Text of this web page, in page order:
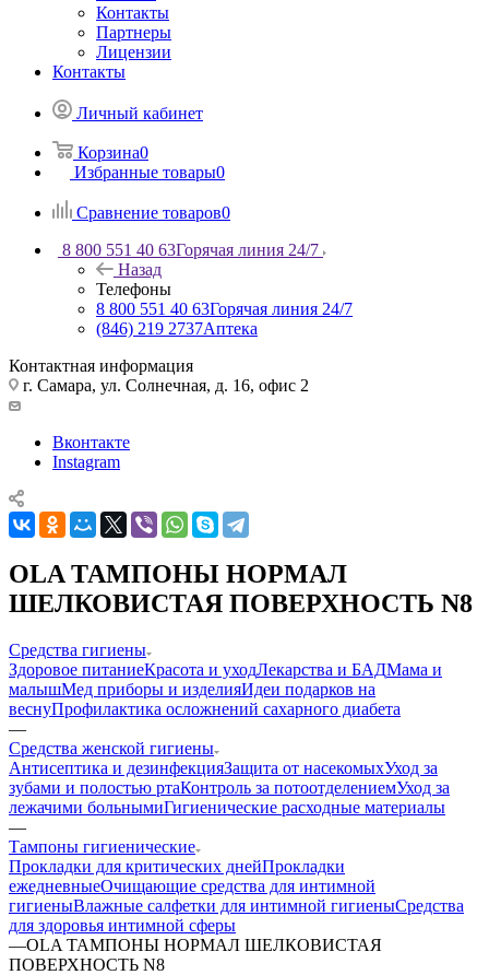
Контакты
Партнеры
Лицензии
Контакты
Личный кабинет
Корзина0
Избранные товары0
Сравнение товаров0
8 800 551 40 63Горячая линия 24/7
Назад
Телефоны
8 800 551 40 63Горячая линия 24/7
(846) 219 2737Аптека
Контактная информация
г. Самара, ул. Солнечная, д. 16, офис 2
Вконтакте
Instagram
OLA ТАМПОНЫ НОРМАЛ
ШЕЛКОВИСТАЯ ПОВЕРХНОСТЬ N8
Средства гигиены
Здоровое питаниеКрасота и уходЛекарства и БАДМама и
малышМед приборы и изделияИдеи подарков на
веснуПрофилактика осложнений сахарного диабета
—
Средства женской гигиены
Антисептика и дезинфекцияЗащита от насекомыхУход за
зубами и полостью ртаКонтроль за потоотделениемУход за
лежачими больнымиГигиенические расходные материалы
—
Тампоны гигиенические
Прокладки для критических днейПрокладки
ежедневныеОчищающие средства для интимной
гигиеныВлажные салфетки для интимной гигиеныСредства
для здоровья интимной сферы
—OLA ТАМПОНЫ НОРМАЛ ШЕЛКОВИСТАЯ
ПОВЕРХНОСТЬ N8